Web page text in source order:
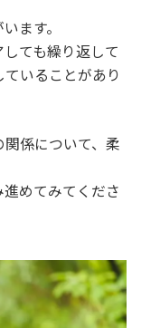
ます。
ても繰り返して
いることがあり
係について、柔
めてみてくださ